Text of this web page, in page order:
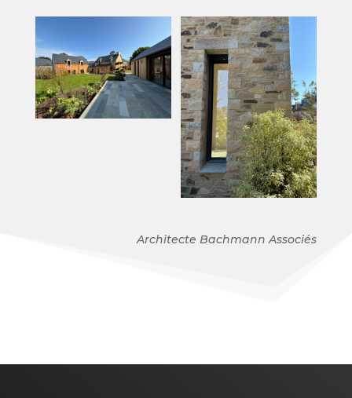
Architecte Bachmann Associés